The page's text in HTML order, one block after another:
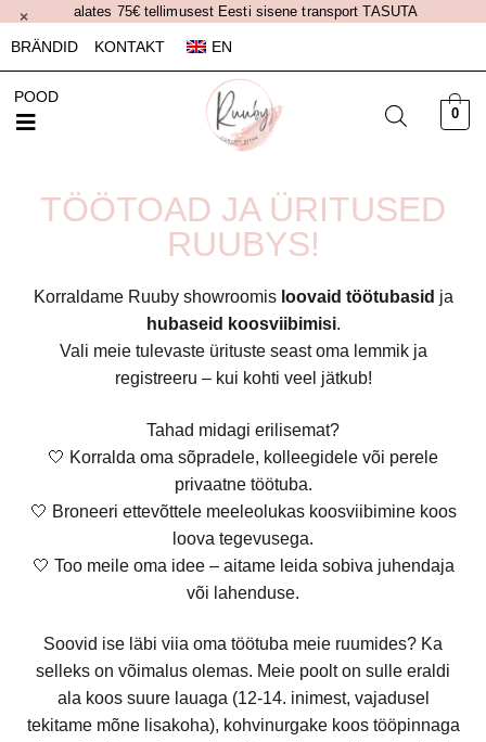
alates 75€ tellimusest Eesti sisene transport TASUTA
×
BRÄNDID
KONTAKT EN
POOD
0
TÖÖTOAD JA ÜRITUSED
RUUBYS!
Korraldame Ruuby showroomis loovaid töötubasid ja
hubaseid koosviibimisi.
Vali meie tulevaste ürituste seast oma lemmik ja
registreeru – kui kohti veel jätkub!
Tahad midagi erilisemat?
🤍 Korralda oma sõpradele, kolleegidele või perele
privaatne töötuba.
🤍 Broneeri ettevõttele meeleolukas koosviibimine koos
loova tegevusega.
🤍 Too meile oma idee – aitame leida sobiva juhendaja
või lahenduse.
Soovid ise läbi viia oma töötuba meie ruumides? Ka
selleks on võimalus olemas. Meie poolt on sulle eraldi
ala koos suure lauaga (12-14. inimest, vajadusel
tekitame mõne lisakoha), kohvinurgake koos tööpinnaga